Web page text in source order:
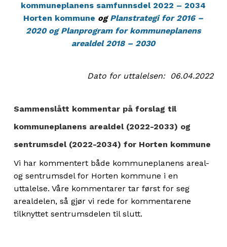
kommuneplanens samfunnsdel 2022 – 2034
Horten kommune ogPlanstrategi for 2016 –
2020 og Planprogram for kommuneplanens
arealdel 2018 – 2030
Dato for uttalelsen: 06.04.2022
Sammenslått kommentar på forslag til
kommuneplanens arealdel (2022-2033) og
sentrumsdel (2022-2034) for Horten kommune
Vi har kommentert både kommuneplanens areal-
og sentrumsdel for Horten kommune i en
uttalelse. Våre kommentarer tar først for seg
arealdelen, så gjør vi rede for kommentarene
tilknyttet sentrumsdelen til slutt.